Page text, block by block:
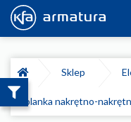
Sklep
Kolanka nakrętno-